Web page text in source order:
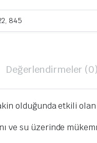
845
Değerlendirmeler (0)
olduğunda etkili
ve su üzerinde